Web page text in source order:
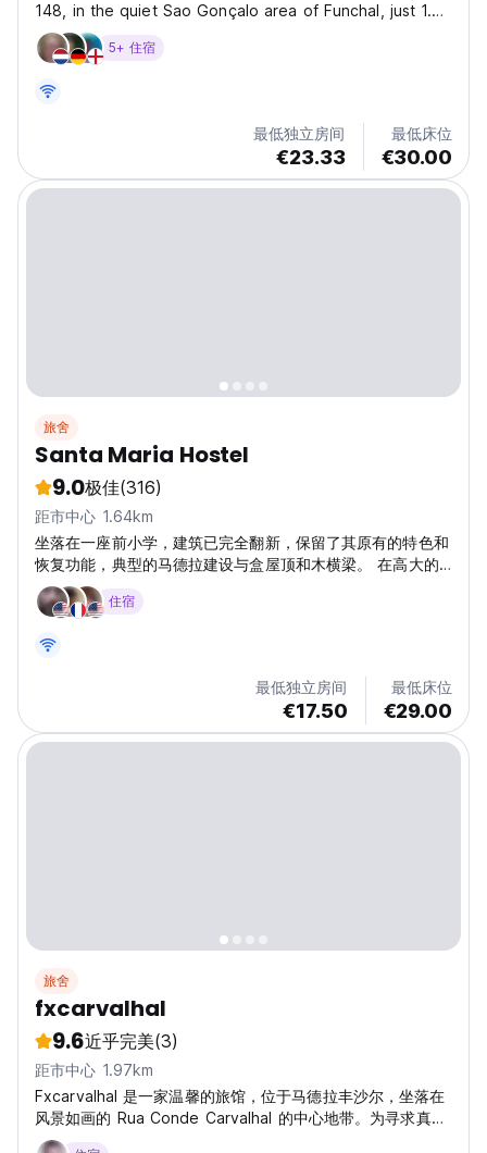
148, in the quiet Sao Gonçalo area of ​​Funchal, just 1.8
km from the city center. This hostel offers an excellent
location for exploring the region, with points of interest
5+ 住宿
最低独立房间
€23.33
最低床位
€30.00
旅舍
Santa Maria Hostel
9.0极佳(316)
距市中心 1.64km
坐落在一座前小学，建筑已完全翻新，保留了其原有的特色和
恢复功能，典型的马德拉建设与盒屋顶和木横梁。 在高大的
城墙维持以及原有的瓷砖和木地板的一部分。 它的现代化设
施，装饰高档的/休闲的风格，提供舒适和高品质的住宿。 房
与获得大型现代化浴室和热水淋浴24小时。 我们有一个女宿
舍和混合宿舍，配备有旨在提供最大的舒适度集成了储物柜，
个人阅读灯和电源插座上下铺。 到房间的访问是由电子卡保
险。 包括床单和也有租要求毛巾和洗衣服务的可能性。 圣玛
丽亚旅馆设有一个大型的公共客厅，舒适的沙发，扶手椅和电
住宿
最低独立房间
€17.50
最低床位
€29.00
旅舍
fxcarvalhal
9.6近乎完美(3)
距市中心 1.97km
Fxcarvalhal 是一家温馨的旅馆，位于马德拉丰沙尔，坐落在
风景如画的 Rua Conde Carvalhal 的中心地带。为寻求真实
体验的旅客提供舒适的住宿。(Auto-translated from original